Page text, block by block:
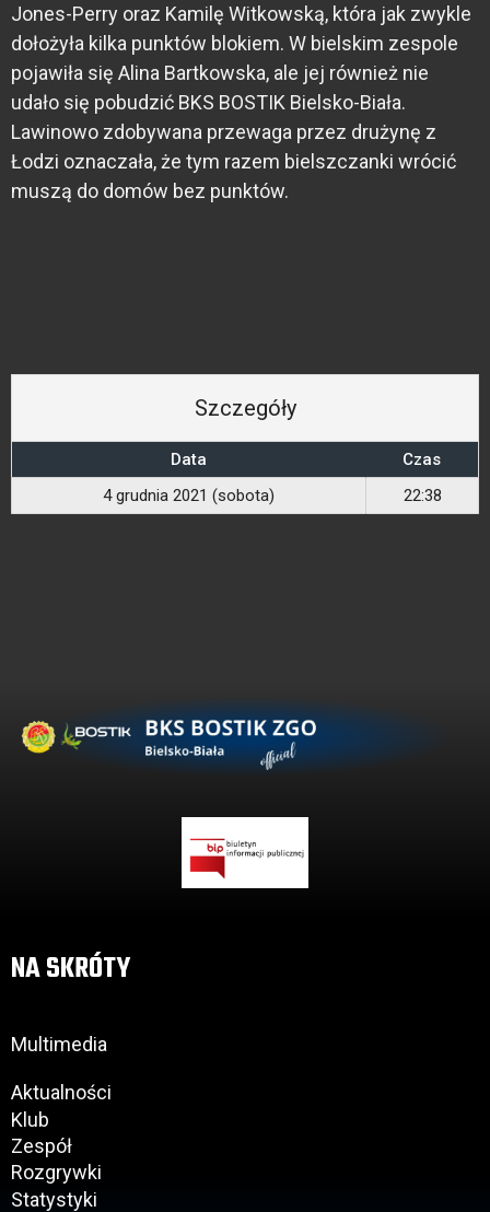
Jones-Perry oraz Kamilę Witkowską, która jak zwykle
dołożyła kilka punktów blokiem. W bielskim zespole
pojawiła się Alina Bartkowska, ale jej również nie
udało się pobudzić BKS BOSTIK Bielsko-Biała.
Lawinowo zdobywana przewaga przez drużynę z
Łodzi oznaczała, że tym razem bielszczanki wrócić
muszą do domów bez punktów.
Szczegóły
Data
Czas
4 grudnia 2021 (sobota)
22:38
NA SKRÓTY
Multimedia
Aktualności
Klub
Zespół
Rozgrywki
Statystyki